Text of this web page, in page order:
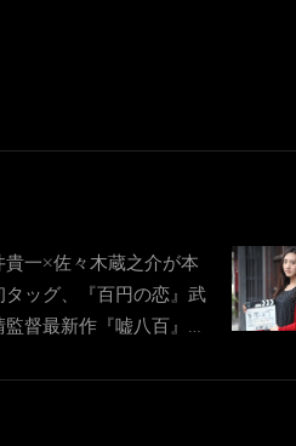
貴一×佐々木蔵之介が本
タッグ、『百円の恋』武
監督最新作『嘘八百』